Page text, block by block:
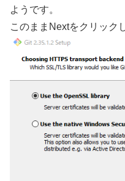
ようです。
このままNextをクリック